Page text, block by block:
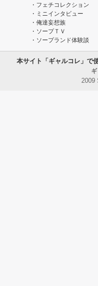
・フェチコレクション
・ミニインタビュー
・俺達妄想族
・ソープＴＶ
・ソープランド体験談
本サイト「ギャルコレ」で
2009